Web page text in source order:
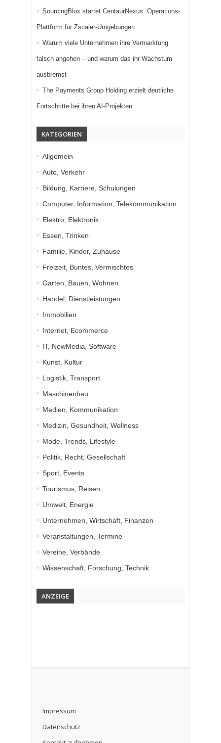
SourcingBlox startet CentaurNexus: Operations-
Plattform für Zscaler-Umgebungen
Warum viele Unternehmen ihre Vermarktung
falsch angehen – und warum das ihr Wachstum
ausbremst
The Payments Group Holding erzielt deutliche
Fortschritte bei ihren AI-Projekten
KATEGORIEN
Allgemein
Auto, Verkehr
Bildung, Karriere, Schulungen
Computer, Information, Telekommunikation
Elektro, Elektronik
Essen, Trinken
Familie, Kinder, Zuhause
Freizeit, Buntes, Vermischtes
Garten, Bauen, Wohnen
Handel, Dienstleistungen
Immobilien
Internet, Ecommerce
IT, NewMedia, Software
Kunst, Kultur
Logistik, Transport
Maschinenbau
Medien, Kommunikation
Medizin, Gesundheit, Wellness
Mode, Trends, Lifestyle
Politik, Recht, Gesellschaft
Sport, Events
Tourismus, Reisen
Umwelt, Energie
Unternehmen, Wirtschaft, Finanzen
Veranstaltungen, Termine
Vereine, Verbände
Wissenschaft, Forschung, Technik
ANZEIGE
Impressum
Datenschutz